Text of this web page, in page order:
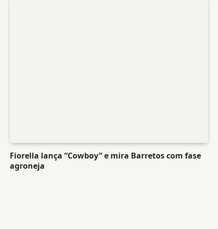
Fiorella lança “Cowboy” e mira Barretos com fase
agroneja